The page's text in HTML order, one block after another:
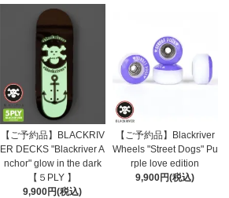
【ご予約品】BLACKRIV
ER DECKS "Blackriver A
nchor" glow in the dark
【５PLY 】
9,900円(税込)
【ご予約品】Blackriver
Wheels "Street Dogs" Pu
rple love edition
9,900円(税込)